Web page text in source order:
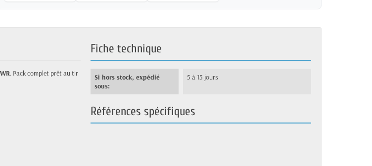
. Pack complet prêt au tir
Fiche technique
Si hors stock, expédié
sous:
5 à 15 jours
Références spécifiques